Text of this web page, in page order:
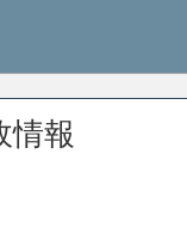
情報